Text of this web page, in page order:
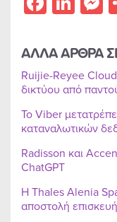
ΑΛΛΑ ΑΡΘΡΑ
Ruijie-Reyee Cloud
δικτύου από
Το Viber
καταναλωτικών
Radisson και
ChatGPT
Η Thales Alenia
αποστολή